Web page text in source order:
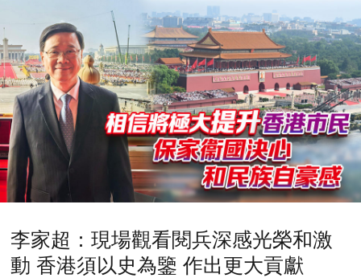
李家超：現場觀看閱兵深感光榮和激
動 香港須以史為鑒 作出更大貢獻